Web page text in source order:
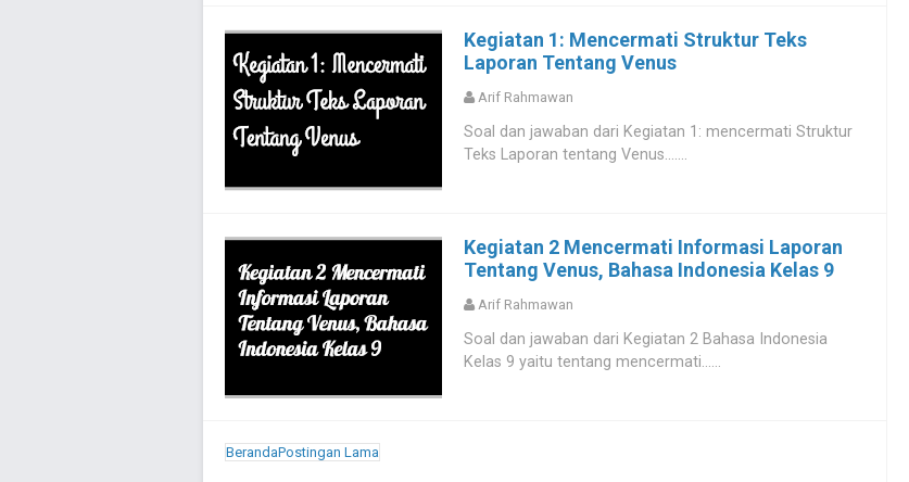
Kegiatan 1: Mencermati Struktur Teks
Laporan Tentang Venus
Arif Rahmawan
Soal dan jawaban dari Kegiatan 1: mencermati Struktur
Teks Laporan tentang Venus.......
Kegiatan 2 Mencermati Informasi Laporan
Tentang Venus, Bahasa Indonesia Kelas 9
Arif Rahmawan
Soal dan jawaban dari Kegiatan 2 Bahasa Indonesia
Kelas 9 yaitu tentang mencermati......
Postingan Lama
Beranda